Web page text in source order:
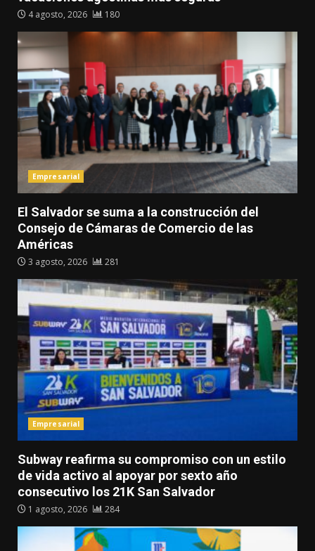
4 agosto, 2026 180
Empresarial
El Salvador se suma a la construcción del
Consejo de Cámaras de Comercio de las
Américas
3 agosto, 2026 281
Empresarial
Subway reafirma su compromiso con un estilo
de vida activo al apoyar por sexto año
consecutivo los 21K San Salvador
1 agosto, 2026 284